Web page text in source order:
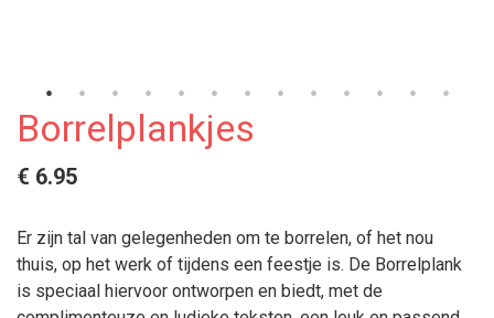
Borrelplankjes
€ 6.95
Er zijn tal van gelegenheden om te borrelen, of het nou
thuis, op het werk of tijdens een feestje is. De Borrelplank
is speciaal hiervoor ontworpen en biedt, met de